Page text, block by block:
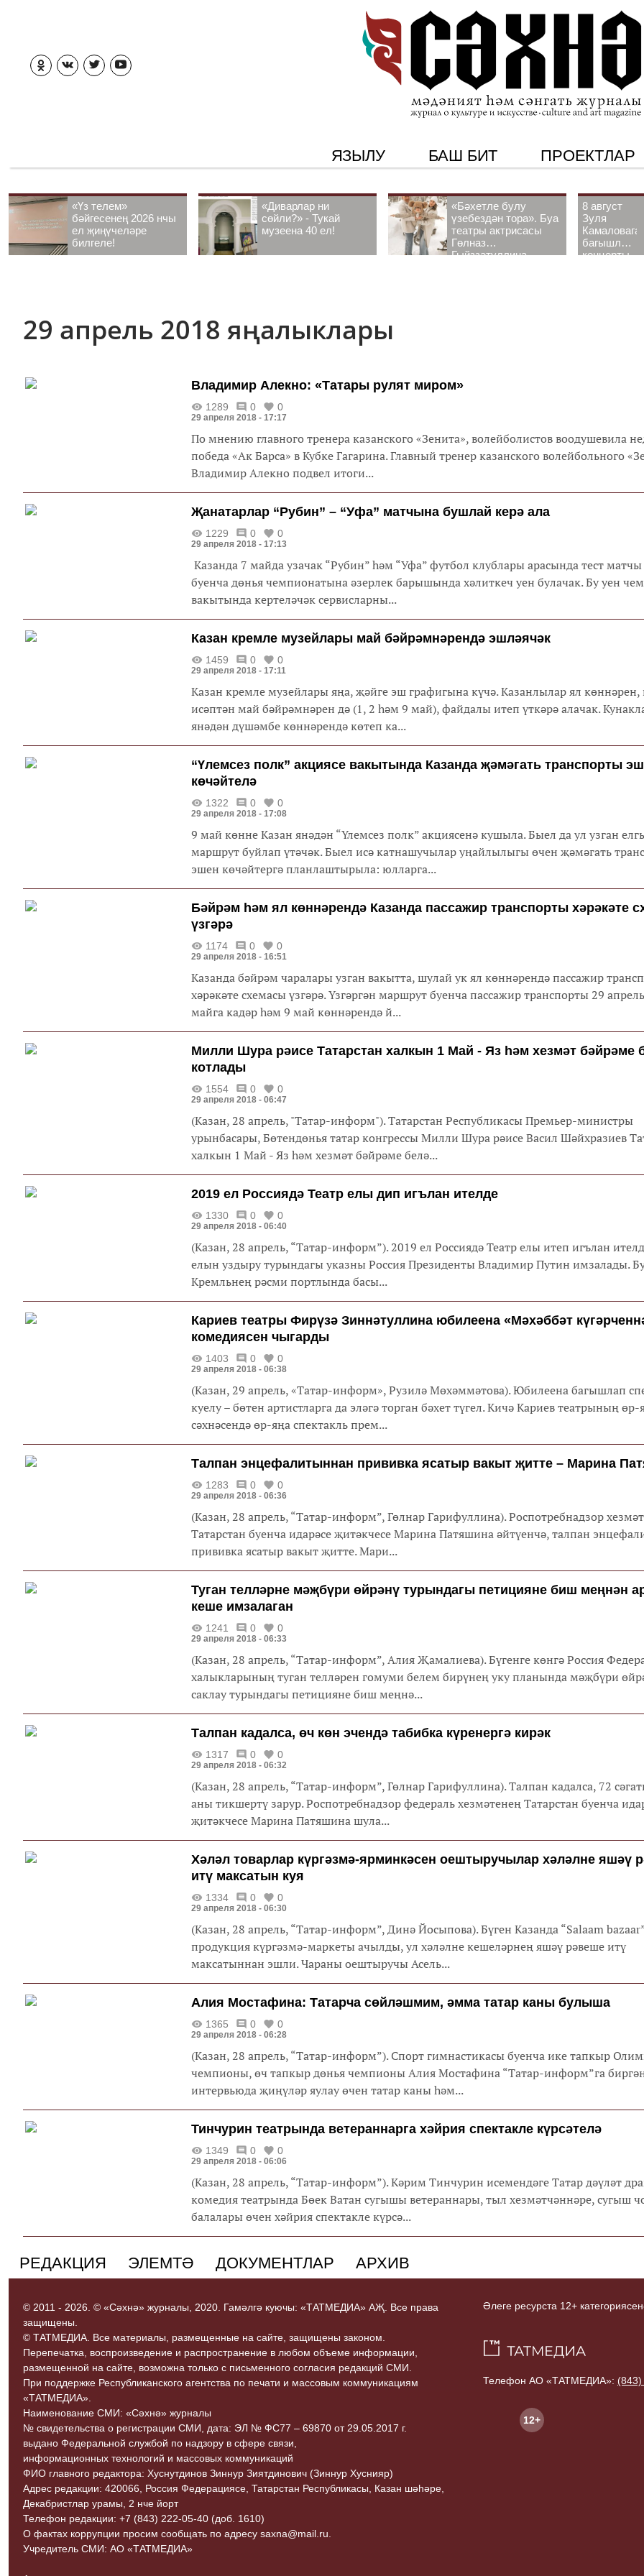
ЯЗЫЛУ БАШ БИТ ПРОЕКТЛАР
«Үз телем»
бәйгесенең 2026 нчы
ел җиңүчеләре
билгеле!
«Диварлар ни
сөйли?» - Тукай
музеена 40 ел!
«Бәхетле булу
үзебездән тора». Буа
театры актрисасы
Гөлназ
Гыйззәтуллина-
8 август
Зуля
Камаловага
багышлау
концерты
29 апрель 2018 яңалыклары
Владимир Алекно: «Татары рулят миром»
1289 0 0
29 апреля 2018 - 17:17
По мнению главного тренера казанского «Зенита», волейболистов воодушевила
победа «Ак Барса» в Кубке Гагарина. Главный тренер казанского волейбольного «Зенита»
Владимир Алекно подвел итоги...
Җанатарлар “Рубин” – “Уфа” матчына бушлай керә ала
1229 0 0
29 апреля 2018 - 17:13
Казанда 7 майда узачак “Рубин” һәм “Уфа” футбол клублары арасында тест
буенча дөнья чемпионатына әзерлек барышында хәлиткеч уен булачак. Бу уен
вакытында кертеләчәк сервисларны...
Казан кремле музейлары май бәйрәмнәрендә эшләячәк
1459 0 0
29 апреля 2018 - 17:11
Казан кремле музейлары яңа, җәйге эш графигына күчә. Казанлылар ял көннәрен,
исәптән май бәйрәмнәрен дә (1, 2 һәм 9 май), файдалы итеп үткәрә алачак.
янәдән дүшәмбе көннәрендә көтеп ка...
“Үлемсез полк” акциясе вакытында Казанда җәмәгать транспорты
көчәйтелә
1322 0 0
29 апреля 2018 - 17:08
9 май көнне Казан янәдән “Үлемсез полк” акциясенә кушыла. Быел да ул узган
маршрут буйлап үтәчәк. Быел исә катнашучылар уңайлылыгы өчен җәмәгать
эшен көчәйтергә планлаштырыла: юлларга...
Бәйрәм һәм ял көннәрендә Казанда пассажир транспорты хәрәкәте
үзгәрә
1174 0 0
29 апреля 2018 - 16:51
Казанда бәйрәм чаралары узган вакытта, шулай ук ял көннәрендә пассажир
хәрәкәте схемасы үзгәрә. Үзгәргән маршрут буенча пассажир транспорты 29
майга кадәр һәм 9 май көннәрендә й...
Милли Шура рәисе Татарстан халкын 1 Май - Яз һәм хезмәт бәйрәме
котлады
1554 0 0
29 апреля 2018 - 06:47
(Казан, 28 апрель, "Татар-информ"). Татарстан Республикасы Премьер-министры
урынбасары, Бөтендөнья татар конгрессы Милли Шура рәисе Васил Шәйхразиев
халкын 1 Май - Яз һәм хезмәт бәйрәме белә...
2019 ел Россиядә Театр елы дип игълан ителде
1330 0 0
29 апреля 2018 - 06:40
(Казан, 28 апрель, “Татар-информ”). 2019 ел Россиядә Театр елы итеп игълан
елын уздыру турындагы указны Россия Президенты Владимир Путин имзалады.
Кремльнең рәсми портлында басы...
Кариев театры Фирүзә Зиннәтуллина юбилеена «Мәхәббәт
комедиясен чыгарды
1403 0 0
29 апреля 2018 - 06:38
(Казан, 29 апрель, «Татар-информ», Рузилә Мөхәммәтова). Юбилеена багышлап
куелу – бөтен артистларга да эләгә торган бәхет түгел. Кичә Кариев театрының өр-
сәхнәсендә өр-яңа спектакль прем...
Талпан энцефалитыннан прививка ясатыр вакыт җитте – Марина
1283 0 0
29 апреля 2018 - 06:36
(Казан, 28 апрель, “Татар-информ”, Гөлнар Гарифуллина). Роспотребнадзор
Татарстан буенча идарәсе җитәкчесе Марина Патяшина әйтүенчә, талпан
прививка ясатыр вакыт җитте. Мари...
Туган телләрне мәҗбүри өйрәнү турындагы петицияне биш меңнән
кеше имзалаган
1241 0 0
29 апреля 2018 - 06:33
(Казан, 28 апрель, “Татар-информ”, Алия Җамалиева). Бүгенге көнгә Россия
халыкларының туган телләрен гомуми белем бирүнең уку планында мәҗбүри
саклау турындагы петицияне биш меңнә...
Талпан кадалса, өч көн эчендә табибка күренергә кирәк
1317 0 0
29 апреля 2018 - 06:32
(Казан, 28 апрель, “Татар-информ”, Гөлнар Гарифуллина). Талпан кадалса, 72
аны тикшертү зарур. Роспотребнадзор федераль хезмәтенең Татарстан буенча
җитәкчесе Марина Патяшина шула...
Хәләл товарлар күргәзмә-ярминкәсен оештыручылар хәләлне яшәү
итү максатын куя
1334 0 0
29 апреля 2018 - 06:30
(Казан, 28 апрель, “Татар-информ”, Динә Йосыпова). Бүген Казанда “Salaam
продукция күргәзмә-маркеты ачылды, ул хәләлне кешеләрнең яшәү рәвеше итү
максатыннан эшли. Чараны оештыручы Асель...
Алия Мостафина: Татарча сөйләшмим, әмма татар каны булыша
1365 0 0
29 апреля 2018 - 06:28
(Казан, 28 апрель, “Татар-информ”). Спорт гимнастикасы буенча ике тапкыр
чемпионы, өч тапкыр дөнья чемпионы Алия Мостафина “Татар-информ”га
интервьюда җиңүләр яулау өчен татар каны һәм...
Тинчурин театрында ветераннарга хәйрия спектакле күрсәтелә
1349 0 0
29 апреля 2018 - 06:06
(Казан, 28 апрель, “Татар-информ”). Кәрим Тинчурин исемендәге Татар дәүләт
комедия театрында Бөек Ватан сугышы ветераннары, тыл хезмәтчәннәре, сугыш
балалары өчен хәйрия спектакле күрсә...
РЕДАКЦИЯ ЭЛЕМТӘ ДОКУМЕНТЛАР АРХИВ
© 2011 - 2026. © «Сәхнә» журналы, 2020. Гамәлгә куючы: «ТАТМЕДИА» АҖ. Все права
защищены.
© ТАТМЕДИА. Все материалы, размещенные на сайте, защищены законом.
Перепечатка, воспроизведение и распространение в любом объеме информации,
размещенной на сайте, возможна только с письменного согласия редакций СМИ.
При поддержке Республиканского агентства по печати и массовым коммуникациям
«ТАТМЕДИА».
Наименование СМИ: «Сәхнә» журналы
№ свидетельства о регистрации СМИ, дата: ЭЛ № ФС77 – 69870 от 29.05.2017 г.
выдано Федеральной службой по надзору в сфере связи,
информационных технологий и массовых коммуникаций
ФИО главного редактора: Хуснутдинов Зиннур Зиятдинович (Зиннур Хуснияр)
Адрес редакции: 420066, Россия Федерациясе, Татарстан Республикасы, Казан шәһәре,
Декабристлар урамы, 2 нче йорт
Телефон редакции: +7 (843) 222-05-40 (доб. 1610)
О фактах коррупции просим сообщать по адресу saxna@mail.ru.
Учредитель СМИ: АО «ТАТМЕДИА»
Әлеге ресурста 12+
Телефон АО «ТАТМЕДИА»:
12+